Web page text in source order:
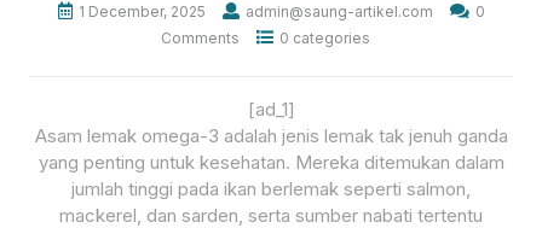
1 December, 2025 admin@saung-artikel.com
0
Comments
0 categories
[ad_1]
Asam lemak omega-3 adalah jenis lemak tak jenuh ganda
yang penting untuk kesehatan. Mereka ditemukan dalam
jumlah tinggi pada ikan berlemak seperti salmon,
mackerel, dan sarden, serta sumber nabati tertentu